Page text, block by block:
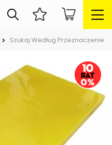
Szukaj Według Przeznaczenie